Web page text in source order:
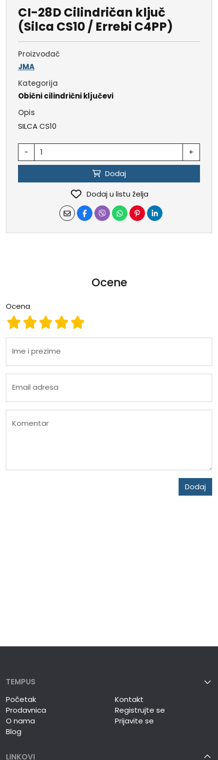
CI-28D Cilindričan ključ
(Silca CS10 / Errebi C4PP)
Proizvođač
JMA
Kategorija
Obični cilindrični ključevi
Opis
SILCA CS10
- +
Dodaj
Dodaj u listu želja
Ocene
Ocena
Ocena 5
Ocena 4
Ocena 3
Ocena 2
Ocena 1
Ime i prezime
Email adresa
Komentar
Dodaj
TEMPUS
Početak
Prodavnica
O nama
Blog
Kontakt
Registrujte se
Prijavite se
LINKOVI